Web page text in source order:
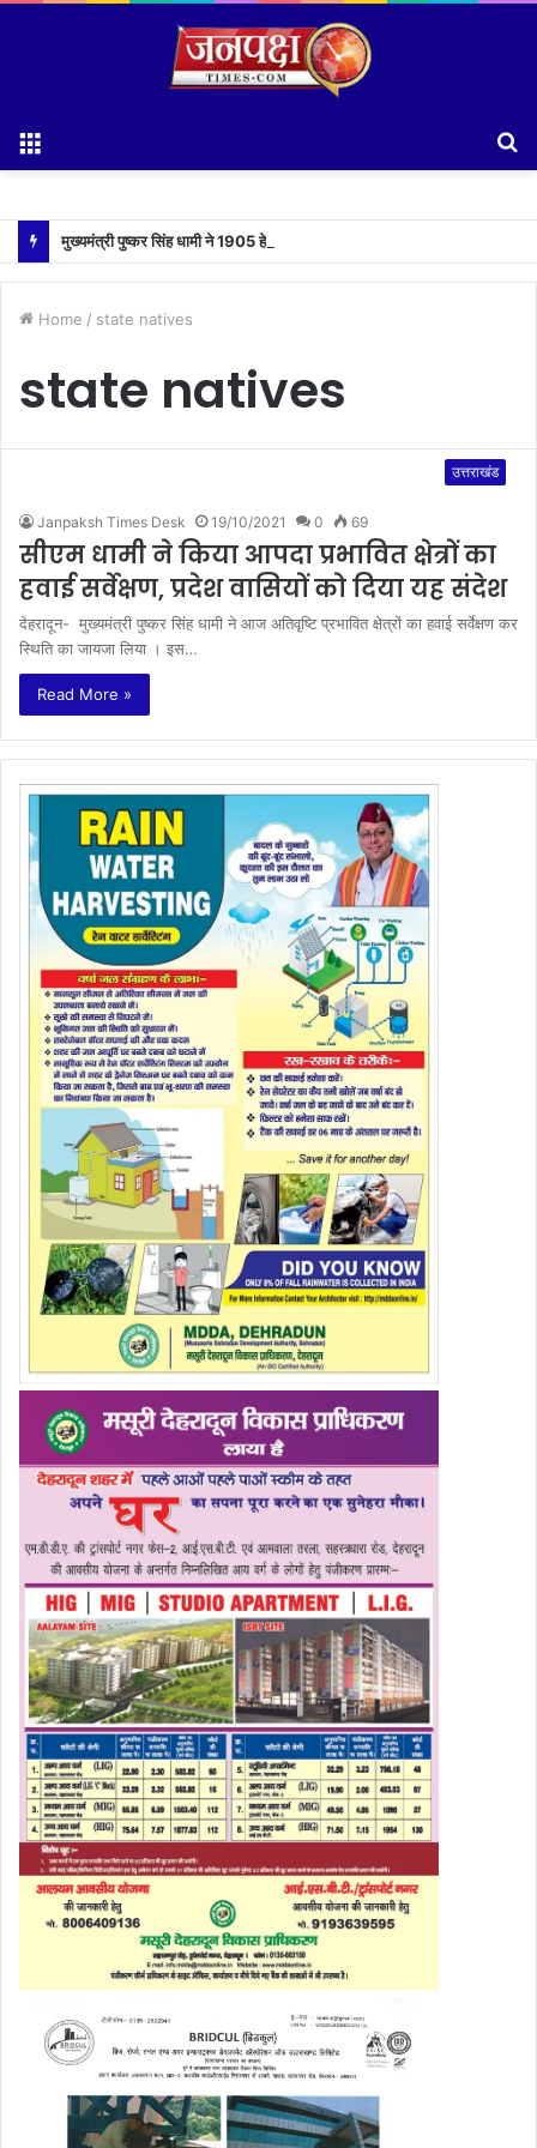
Home / state natives
state natives
उत्तराखंड
Janpaksh Times Desk 19/10/2021 0 69
सीएम धामी ने किया आपदा प्रभावित क्षेत्रों का
हवाई सर्वेक्षण, प्रदेश वासियों को दिया यह संदेश
देहरादून- मुख्यमंत्री पुष्कर सिंह धामी ने आज अतिवृष्टि प्रभावित क्षेत्रों का हवाई सर्वेक्षण कर
स्थिति का जायजा लिया । इस…
Read More »